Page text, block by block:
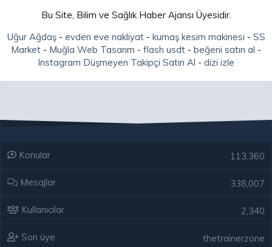
Bu Site, Bilim ve Sağlık Haber Ajansı Üyesidir.
Uğur Ağdaş- evden eve nakliyat- kumaş kesim makinesi - SS
Market - Muğla Web Tasarım - flash usdt - beğeni satın al -
Instagram Düşmeyen Takipçi Satın Al - dizi izle
Konular 113,360
Mesajlar 338,007
Kullanıcılar 2,340
Son üye thetrainerzone